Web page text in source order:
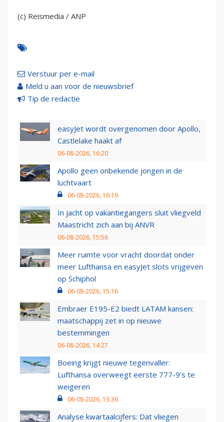
(c) Reismedia / ANP
Verstuur per e-mail
Meld u aan voor de nieuwsbrief
Tip de redactie
easyJet wordt overgenomen door Apollo,
Castlelake haakt af
06-08-2026, 16:20
Apollo geen onbekende jongen in de
luchtvaart
06-08-2026, 16:19
In jacht op vakantiegangers sluit vliegveld
Maastricht zich aan bij ANVR
06-08-2026, 15:56
Meer ruimte voor vracht doordat onder
meer Lufthansa en easyJet slots vrijgeven
op Schiphol
06-08-2026, 15:16
Embraer E195-E2 biedt LATAM kansen:
maatschappij zet in op nieuwe
bestemmingen
06-08-2026, 14:27
Boeing krijgt nieuwe tegenvaller:
Lufthansa overweegt eerste 777-9’s te
weigeren
06-08-2026, 13:36
Analyse kwartaalcijfers: Dat vliegen